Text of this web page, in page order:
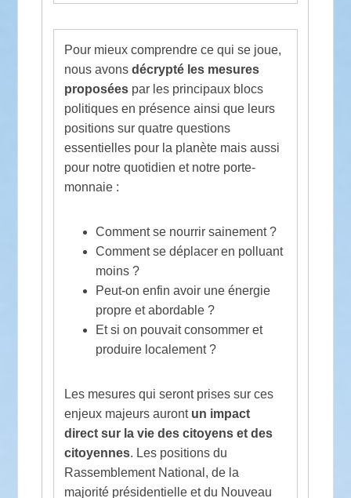
Pour mieux comprendre ce qui se joue,
nous avonsdécrypté les mesures
proposées par les principaux blocs
politiques en présence ainsi que leurs
positions sur quatre questions
essentielles pour la planète mais aussi
pour notre quotidien et notre porte-
monnaie :
Comment se nourrir sainement ?
Comment se déplacer en polluant
moins ?
Peut-on enfin avoir une énergie
propre et abordable ?
Et si on pouvait consommer et
produire localement ?
Les mesures qui seront prises sur ces
enjeux majeurs auront un impact
direct sur la vie des citoyens et des
citoyennes. Les positions du
Rassemblement National, de la
majorité présidentielle et du Nouveau